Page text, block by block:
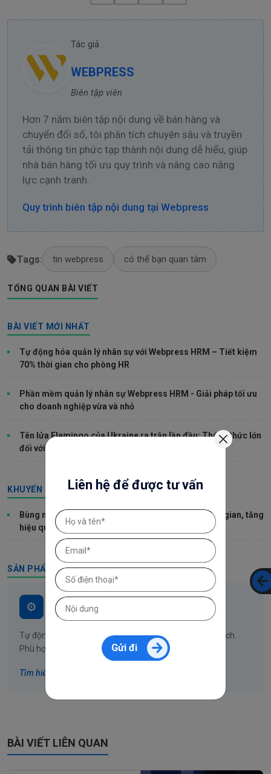
TỔNG QUAN BÀI VIẾT
Tác giả
WEBPRESS
Biên tập viên
Hơn 7 năm biên tập nội dung về bán hàng và
chuyển đổi số, tôi phân tích chuyên sâu và truyền
tải thông tin phức tạp thành nội dung dễ hiểu, giúp
nhà bán hàng tối ưu quy trình và nâng cao năng
lực cạnh tranh.
Quy trình biên tập nội dung tại Webpress
Tags: tin webpress có thể bạn quan tâm
BÀI VIẾT MỚI NHẤT
Tự động hóa quản lý nhân sự với Webpress HRM – Tiết kiệm
70% thời gian cho phòng HR
Phần mềm quản lý nhân sự Webpress HRM - Giải pháp tối ưu
cho doanh nghiệp vừa và nhỏ
Tên lửa Flamingo của Ukraine ra trận lần đầu: Thách thức lớn
đối với Nga
KHUYẾN MÃI HOT
Bùng nổ - Trợ lý AI: Tự động đăng bài, tiết kiệm thời gian, tăng
hiệu quả SEO!
SẢN PHẨM WEBPRESS
TRỢ LÝ AI
Tự động viết, tối ưu SEO và đăng bài lên website theo lịch.
Phù hợp cho: Website bán hàng, blog, landing page,...
Tìm hiểu thêm >
BÀI VIẾT LIÊN QUAN
Liên hệ để được tư vấn
Gửi đi